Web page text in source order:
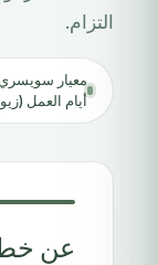
التزام.
أيام العمل
عن